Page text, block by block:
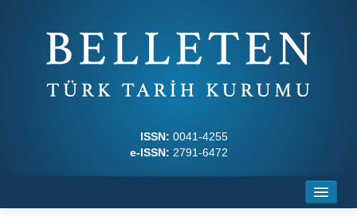
ISSN: 0041-4255
e-ISSN: 2791-6472